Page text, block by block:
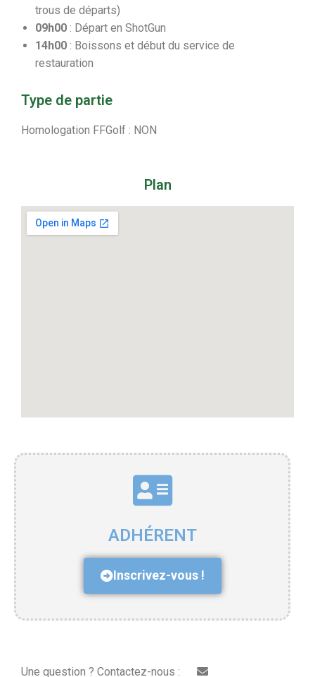
trous de départs)
09h00 : Départ en ShotGun
14h00 : Boissons et début du service de
restauration
Type de partie
Homologation FFGolf : NON
Plan
ADHÉRENT
Inscrivez-vous !
Une question ? Contactez-nous :